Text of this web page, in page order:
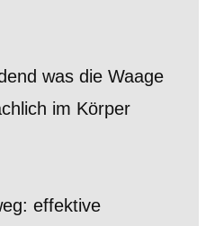
was die Waage
im Körper
effektive